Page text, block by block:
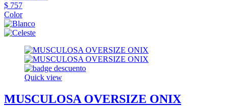
$ 757
Color
Quick view
MUSCULOSA OVERSIZE ONIX